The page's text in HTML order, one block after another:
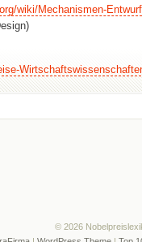
wiki/Mechanismen-Entwurf
© 2026